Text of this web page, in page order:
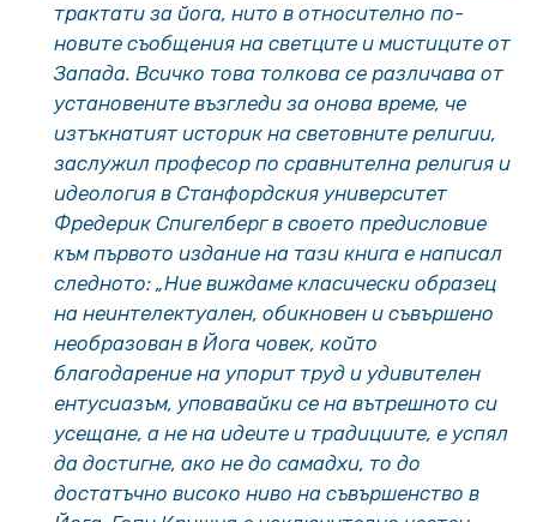
трактати за йога, нито в относително по-
новите съобщения на светците и мистиците от
Запада. Всичко това толкова се различава от
установените възгледи за онова време, че
изтъкнатият историк на световните религии,
заслужил професор по сравнителна религия и
идеология в Станфордския университет
Фредерик Спигелберг в своето предисловие
към първото издание на тази книга е написал
следното: „Ние виждаме класически образец
на неинтелектуален, обикновен и съвършено
необразован в Йога човек, който
благодарение на упорит труд и удивителен
ентусиазъм, уповавайки се на вътрешното си
усещане, а не на идеите и традициите, е успял
да достигне, ако не до самадхи, то до
достатъчно високо ниво на съвършенство в